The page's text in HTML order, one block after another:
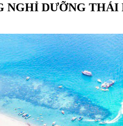
NGHỈ DƯỠNG